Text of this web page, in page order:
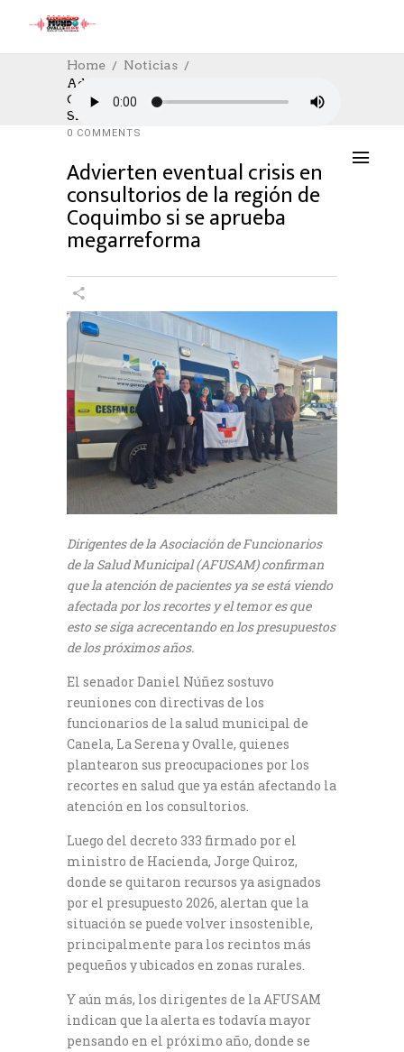
Home
Noticias
Advierten Eventual Crisis En
Consultorios De La Región De Coquimbo
Si Se Aprueba Megarreforma
NOTICIAS,POLÍTICA
08/07/2026
AUTHOR: HECTOR
0 COMMENTS
Advierten eventual crisis en
consultorios de la región de
Coquimbo si se aprueba
megarreforma
Dirigentes de la Asociación de Funcionarios
de la Salud Municipal (AFUSAM) confirman
que la atención de pacientes ya se está viendo
afectada por los recortes y el temor es que
esto se siga acrecentando en los presupuestos
de los próximos años.
El senador Daniel Núñez sostuvo
reuniones con directivas de los
funcionarios de la salud municipal de
Canela, La Serena y Ovalle, quienes
plantearon sus preocupaciones por los
recortes en salud que ya están afectando la
atención en los consultorios.
Luego del decreto 333 firmado por el
ministro de Hacienda, Jorge Quiroz,
donde se quitaron recursos ya asignados
por el presupuesto 2026, alertan que la
situación se puede volver insostenible,
principalmente para los recintos más
pequeños y ubicados en zonas rurales.
Y aún más, los dirigentes de la AFUSAM
indican que la alerta es todavía mayor
pensando en el próximo año, donde se